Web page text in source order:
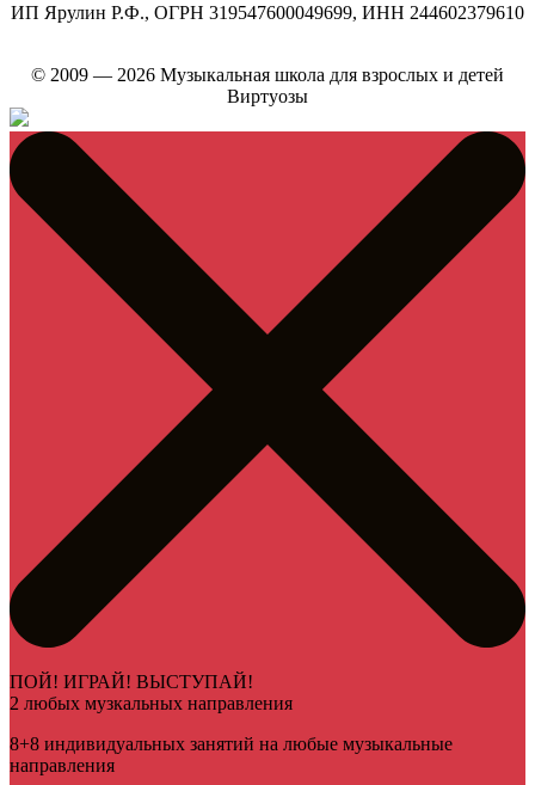
ИП Ярулин Р.Ф., ОГРН 319547600049699, ИНН 244602379610
© 2009 — 2026 Музыкальная школа для взрослых и детей
Виртуозы
ПОЙ! ИГРАЙ! ВЫСТУПАЙ!
2 любых музкальных направления
8+8 индивидуальных занятий на любые музыкальные
направления